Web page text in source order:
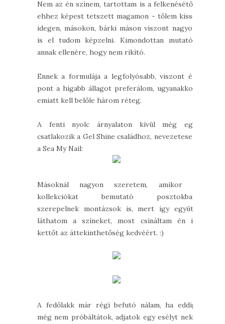
Nem az én színem, tartottam is a felkenésétől,
ehhez képest tetszett magamon - tőlem kissé
idegen, másokon, bárki máson viszont nagyon
is el tudom képzelni. Kimondottan mutatós
annak ellenére, hogy nem rikító.
Ennek a formulája a legfolyósabb, viszont én
pont a hígabb állagot preferálom, ugyanakkor
emiatt kell belőle három réteg.
A fenti nyolc árnyalaton kívül még egy
csatlakozik a Gel Shine családhoz, nevezetesen
a Sea My Nail:
Másoknál nagyon szeretem, amikor a
kollekciókat bemutató posztokban
szerepelnek montázsok is, mert így együtt
láthatom a színeket, most csináltam én is
kettőt az áttekinthetőség kedvéért. :)
A fedőlakk már régi befutó nálam, ha eddig
még nem próbáltátok, adjatok egy esélyt neki,